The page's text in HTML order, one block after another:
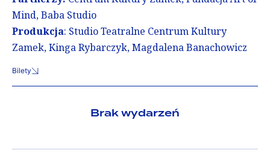
Mind, Baba Studio
Produkcja: Studio Teatralne Centrum Kultury
Zamek, Kinga Rybarczyk, Magdalena Banachowicz
Bilety
Brak wydarzeń